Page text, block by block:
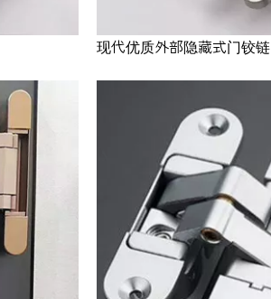
现代优质外部隐藏式门铰链